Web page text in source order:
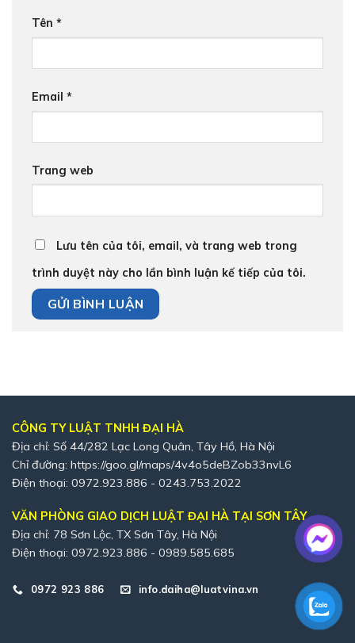
Tên *
Email *
Trang web
Lưu tên của tôi, email, và trang web trong
trình duyệt này cho lần bình luận kế tiếp của tôi.
CÔNG TY LUẬT TNHH ĐẠI HÀ
Địa chỉ: Số 44/282 Lạc Long Quân, Tây Hồ, Hà Nội
Chỉ đường: https://goo.gl/maps/4v4o5deBZob33nvL6
Điện thoại: 0972.923.886 - 0243.753.2022
VĂN PHÒNG GIAO DỊCH LUẬT ĐẠI HÀ TẠI SƠN TÂY
Địa chỉ: 78 Sơn Lộc, TX Sơn Tây, Hà Nội
Điện thoại: 0972.923.886 - 0989.585.685
0972 923 886 info.daiha@luatvina.vn